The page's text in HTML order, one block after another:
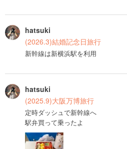
hatsuki
(2026.3)結婚記念日旅行
新幹線は新横浜駅を利用
hatsuki
(2025.9)大阪万博旅行
定時ダッシュで新幹線へ
駅弁買って乗ったよ